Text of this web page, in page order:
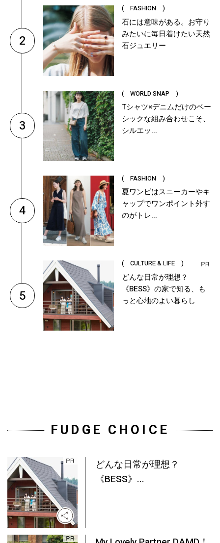
2
( FASHION )
石には意味がある。お守り
みたいに毎日着けたい天然
石ジュエリー
3
( WORLD SNAP )
Tシャツ×デニムだけのベー
シックな組み合わせこそ、
シルエッ...
4
( FASHION )
夏ワンピはスニーカーやキ
ャップでワンポイント外す
のがトレ...
5
( CULTURE & LIFE )
どんな日常が理想？
《BESS》の家で知る、も
っと心地のよい暮らし
FUDGE CHOICE
どんな日常が理想？
《BESS》...